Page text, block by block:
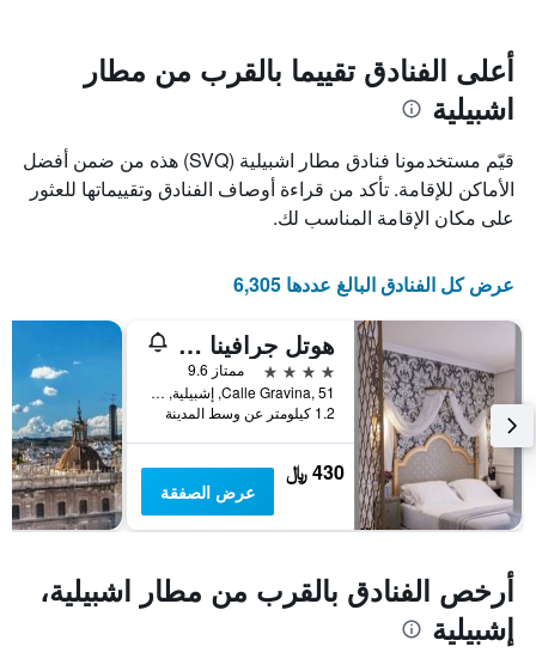
محور
X
الذي
عدد
الأيام
قبل
المخطط
Y
الذي
يعرض
متوسط
سعر
غرفة
أعلى الفنادق تقييما بالقرب من مطار
اشبيلية
قيّم مستخدمونا فنادق مطار اشبيلية (SVQ) هذه من ضمن أفضل
الأماكن للإقامة. تأكد من قراءة أوصاف الفنادق وتقييماتها للعثور
على مكان الإقامة المناسب لك.
عرض كل الفنادق البالغ عددها 6,305
هوتل جرافينا 51
4 نجوم
ممتاز 9.6
Calle Gravina, 51, إشبيلية, منطقة أندلوسيا, أسبانيا
1.2 كيلومتر عن وسط المدينة
430 ﷼
عرض الصفقة
أرخص الفنادق بالقرب من مطار اشبيلية،
إشبيلية